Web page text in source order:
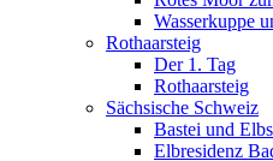
Wasserkuppe
Rothaarsteig
Der 1. Tag
Rothaarsteig
Sächsische Schweiz
Bastei und
Elbresidenz